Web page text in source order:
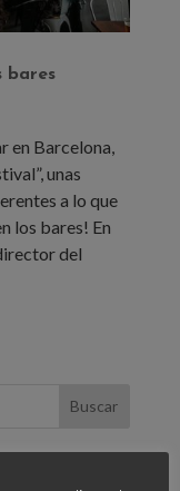
bares
en Barcelona,
unas
a lo que
los bares! En
del